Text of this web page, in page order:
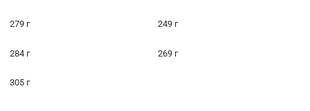
279 г 249 г
284 г 269 г
305 г